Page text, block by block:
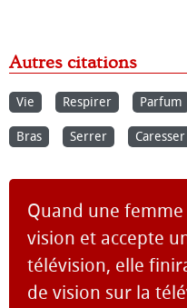
Autres citations
Vie Respirer Parfum
Bras Serrer Caresser
Quand une
vision et accepte
télévision, elle
de vision sur la